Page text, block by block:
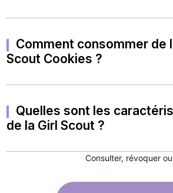
Comment consommer de
Scout Cookies ?
Quelles sont les
de la Girl Scout ?
Consulter, révoquer